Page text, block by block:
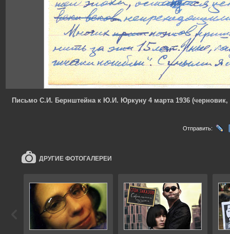
Письмо С.И. Бернштейна к Ю.И. Юркуну 4 марта 1936
Отправить:
ДРУГИЕ ФОТОГАЛЕРЕИ